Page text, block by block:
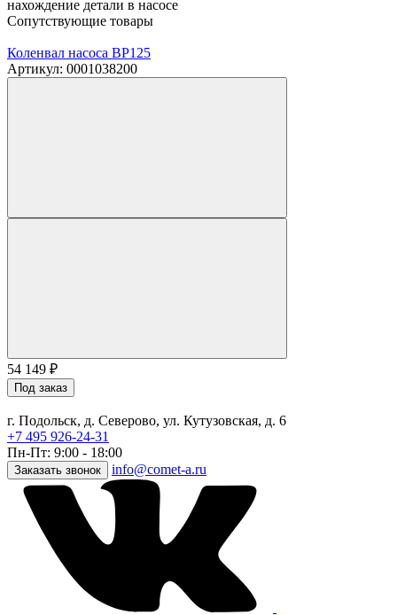
нахождение детали в насосе
Сопутствующие товары
Коленвал насоса BP125
Артикул: 0001038200
54 149 ₽
Под заказ
г. Подольск, д. Северово, ул. Кутузовская, д. 6
+7 495 926-24-31
Пн-Пт: 9:00 - 18:00
Заказать звонок info@comet-a.ru